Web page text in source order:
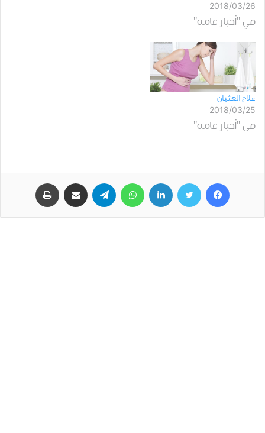
2018/03/26
في "أخبار عامة"
علاج الغثيان
2018/03/25
في "أخبار عامة"
فيسبوك تويتر لينكدإن واتساب تيلقرام مشاركة عبر البريد